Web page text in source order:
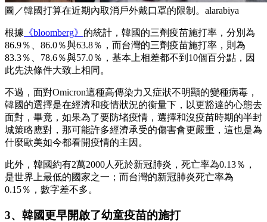
圖／韓國打算在近期內取消戶外戴口罩的限制。alarabiya
根據 《bloomberg》 的統計，韓國的三劑疫苗施打率，分別為
86.9％、86.0％與63.8％，而台灣的三劑疫苗施打率，則為
83.3％、78.6％與57.0％，基本上相差都不到10個百分點，因
此先決條件大致上相同。
不過，面對Omicron這種高傳染力又症狀不明顯的變種病毒，
韓國的選擇是在經濟和疫情狀況的衡量下，以更豁達的心態去
面對，畢竟，如果為了要防堵疫情，選擇和沒疫苗時期的半封
城策略應對，那可能許多經濟承受的傷害會更嚴重，這也是為
什麼歐美如今都看開疫情的主因。
此外，韓國約有2萬2000人死於新冠肺炎，死亡率為0.13％，
是世界上最低的國家之一；而台灣的新冠肺炎死亡率為
0.15％，數字差不多。
3、韓國更早開啟了幼童疫苗的施打